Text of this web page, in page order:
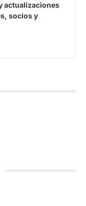
actualizaciones
socios y